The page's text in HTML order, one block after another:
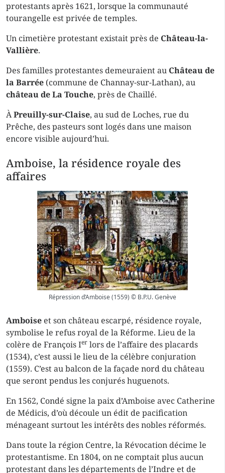
protestants après 1621, lorsque la communauté
tourangelle est privée de temples.
Un cimetière protestant existait près de Château-la-
Vallière.
Des familles protestantes demeuraient au Château de
la Barrée (commune de Channay-sur-Lathan), au
château de La Touche, près de Chaillé.
ÀPreuilly-sur-Claise, au sud de Loches, rue du
Prêche, des pasteurs sont logés dans une maison
encore visible aujourd’hui.
Amboise, la résidence royale des
affaires
Répression d’Amboise (1559) © B.P.U. Genève
Amboise et son château escarpé, résidence royale,
symbolise le refus royal de la Réforme. Lieu de la
colère de François Ier lors de l’affaire des placards
(1534), c’est aussi le lieu de la célèbre conjuration
(1559). C’est au balcon de la façade nord du château
que seront pendus les conjurés huguenots.
En 1562, Condé signe la paix d’Amboise avec Catherine
de Médicis, d’où découle un édit de pacification
ménageant surtout les intérêts des nobles réformés.
Dans toute la région Centre, la Révocation décime le
protestantisme. En 1804, on ne comptait plus aucun
protestant dans les départements de l’Indre et de